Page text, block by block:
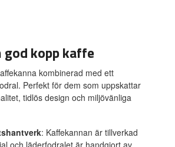
god kopp kaffe
kombinerad med ett
Perfekt för dem som uppskattar
tidlös design och miljövänliga
: Kaffekannan är tillverkad